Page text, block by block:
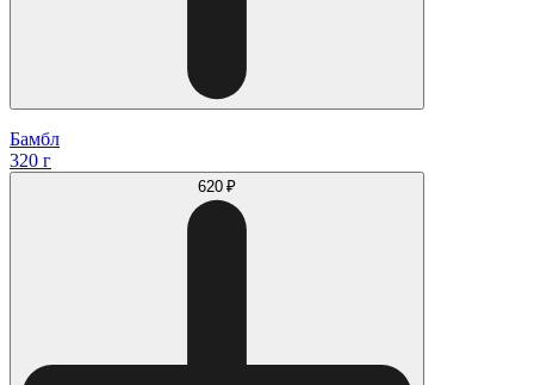
Бамбл
320 г
620 ₽